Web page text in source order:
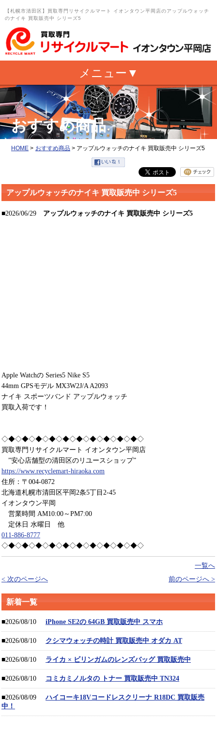
【札幌市清田区】買取専門リサイクルマート イオンタウン平岡店のアップルウォッチ
のナイキ 買取販売中 シリーズ5
おすすめ商品
HOME > おすすめ商品 > アップルウォッチのナイキ 買取販売中 シリーズ5
アップルウォッチのナイキ 買取販売中 シリーズ5
■2026/06/29 アップルウォッチのナイキ 買取販売中 シリーズ5
Apple Watchの Series5 Nike S5
44mm GPSモデル MX3W2J/A A2093
ナイキ スポーツバンド アップルウォッチ
買取入荷です！
◇◆◇◆◇◆◇◆◇◆◇◆◇◆◇◆◇◆◇◆◇
買取専門リサイクルマート イオンタウン平岡店
”安心店舗型の清田区のリユースショップ”
https://www.recyclemart-hiraoka.com
住所：〒004-0872
北海道札幌市清田区平岡2条5丁目2-45
イオンタウン平岡
営業時間 AM10:00～PM7:00
定休日 水曜日 他
011-886-8777
◇◆◇◆◇◆◇◆◇◆◇◆◇◆◇◆◇◆◇◆◇
一覧へ
< 次のページへ
前のページへ >
新着一覧
■2026/08/10 iPhone SE2の 64GB 買取販売中 スマホ
■2026/08/10 クシマウォッチの時計 買取販売中 オダカ AT
■2026/08/10 ライカ × ビリンガムのレンズバッグ 買取販売中
■2026/08/10 コミカミノルタの トナー 買取販売中 TN324
■2026/08/09
ハイコーキ18Vコードレスクリーナ R18DC 買取販売
中！